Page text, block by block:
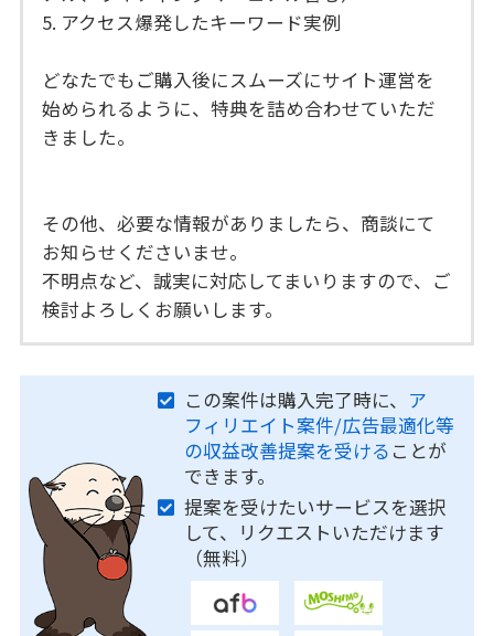
5. アクセス爆発したキーワード実例
どなたでもご購入後にスムーズにサイト運営を
始められるように、特典を詰め合わせていただ
きました。
その他、必要な情報がありましたら、商談にて
お知らせくださいませ。
不明点など、誠実に対応してまいりますので、ご
検討よろしくお願いします。
この案件は購入完了時に、 ア
フィリエイト案件/広告最適化等
の収益改善提案を受ける ことが
できます。
提案を受けたいサービスを選択
して、リクエストいただけます
（無料）